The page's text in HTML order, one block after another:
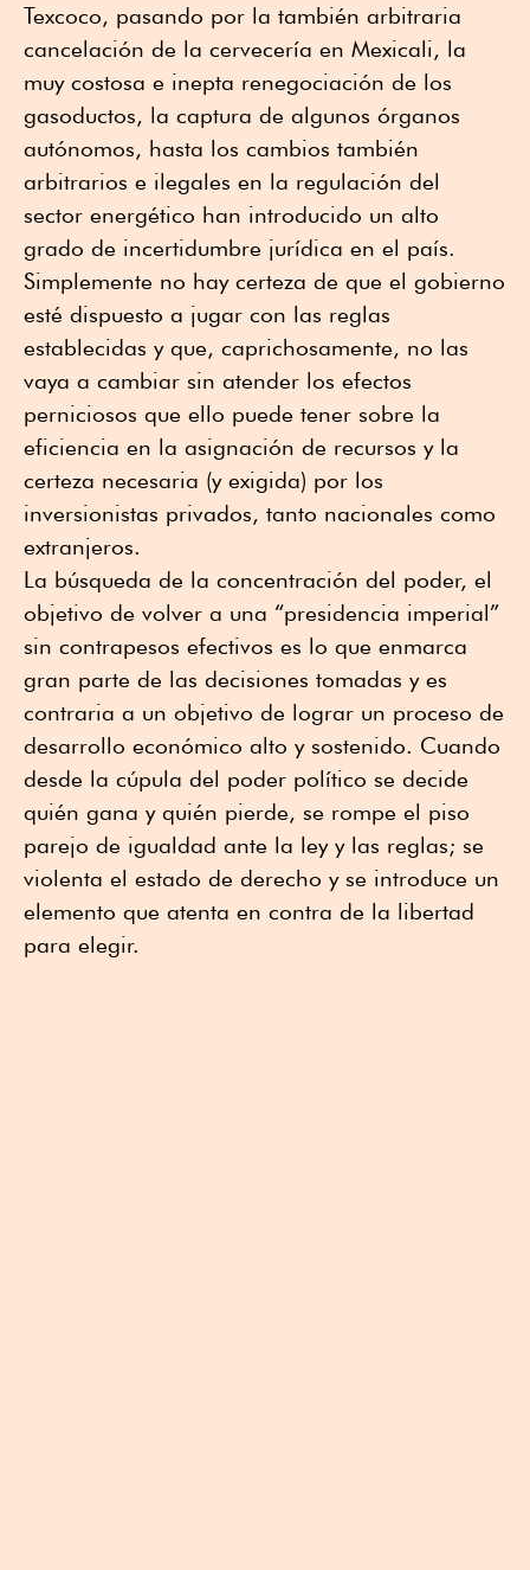
Texcoco, pasando por la también arbitraria
cancelación de la cervecería en Mexicali, la
muy costosa e inepta renegociación de los
gasoductos, la captura de algunos órganos
autónomos, hasta los cambios también
arbitrarios e ilegales en la regulación del
sector energético han introducido un alto
grado de incertidumbre jurídica en el país.
Simplemente no hay certeza de que el gobierno
esté dispuesto a jugar con las reglas
establecidas y que, caprichosamente, no las
vaya a cambiar sin atender los efectos
perniciosos que ello puede tener sobre la
eficiencia en la asignación de recursos y la
certeza necesaria (y exigida) por los
inversionistas privados, tanto nacionales como
extranjeros.
La búsqueda de la concentración del poder, el
objetivo de volver a una “presidencia imperial”
sin contrapesos efectivos es lo que enmarca
gran parte de las decisiones tomadas y es
contraria a un objetivo de lograr un proceso de
desarrollo económico alto y sostenido. Cuando
desde la cúpula del poder político se decide
quién gana y quién pierde, se rompe el piso
parejo de igualdad ante la ley y las reglas; se
violenta el estado de derecho y se introduce un
elemento que atenta en contra de la libertad
para elegir.